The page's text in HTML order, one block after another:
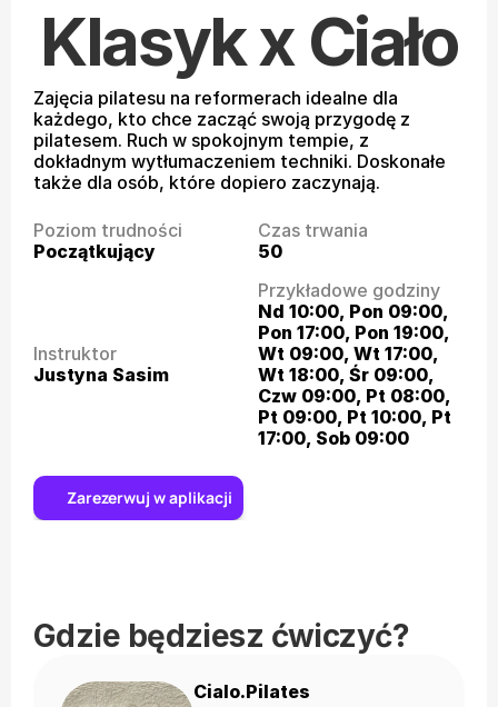
Klasyk x Ciało
Zajęcia pilatesu na reformerach idealne dla
każdego, kto chce zacząć swoją przygodę z
pilatesem. Ruch w spokojnym tempie, z
dokładnym wytłumaczeniem techniki. Doskonałe
także dla osób, które dopiero zaczynają.
Poziom trudności
Początkujący
Czas trwania
50
Instruktor
Justyna Sasim
Przykładowe godziny
Nd 10:00, Pon 09:00,
Pon 17:00, Pon 19:00,
Wt 09:00, Wt 17:00,
Wt 18:00, Śr 09:00,
Czw 09:00, Pt 08:00,
Pt 09:00, Pt 10:00, Pt
17:00, Sob 09:00
Zarezerwuj w aplikacji
Gdzie będziesz ćwiczyć?
Cialo.Pilates